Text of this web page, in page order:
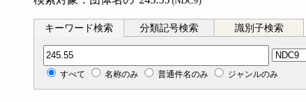
キーワード検索 分類記号検索 識別子検索
分類記号検索
すべて 名称のみ 普通件名のみ ジャンルのみ